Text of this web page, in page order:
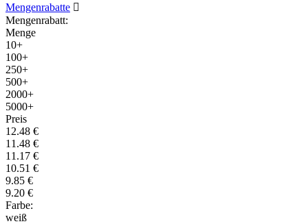
Mengenrabatte 
Mengenrabatt:
Menge
10+
100+
250+
500+
2000+
5000+
Preis
12.48 €
11.48 €
11.17 €
10.51 €
9.85 €
9.20 €
Farbe:
weiß